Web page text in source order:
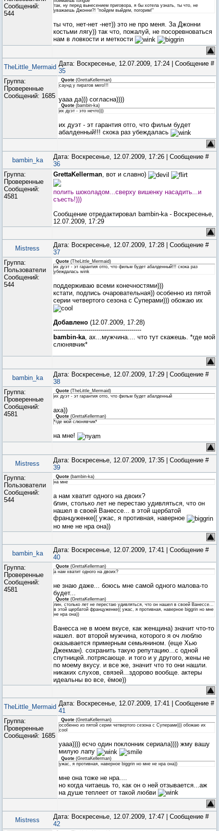
Сообщений:
544
так, ну перед вынесением приговора, я бы хотела узнать, ты что, не
уважаешь Джонни?! "пойдем выйдем, погорим!"
ты что, нет-нет -нет)) это не про меня. За Джонни
костьми лягу)) так что, пожалуй, не посоревноваться
нам в ловкости и меткости
TheLittle_Mermaid Дата: Воскресенье, 12.07.2009, 17:24 | Сообщение #
35
Группа:
Проверенные
Сообщений: 1685
Quote (GrettaKellerman)
саунд у пиратов мего!!!
уааа да))) согласна))))
Quote (bambin-ka)
их дуэт - это нечто)))
их дуэт - эт гарантия отго, что фильм будет
абалденный!!! скока раз убеждалась
bambin_ka
Дата: Воскресенье, 12.07.2009, 17:26 | Сообщение #
36
Группа:
Проверенные
Сообщений:
4581
GrettaKellerman, вот и славно)
полить шоколадом...сверху вишенку насадить...и
съесть!)))
Сообщение отредактировал bambin-ka - Воскресенье,
12.07.2009, 17:29
Mistress
Дата: Воскресенье, 12.07.2009, 17:28 | Сообщение #
37
Группа:
Пользователи
Сообщений:
544
Quote (TheLittle_Mermaid)
их дуэт - эт гарантия отго, что фильм будет абалденный!!! скока раз
убеждалась wink
поддерживаю всеми конечностями)))
кстати, подпись очаровательная)) особенно из пятой
серии четвертого сезона с Суперами))) обожаю их
Добавлено (12.07.2009, 17:28)
---------------------------------------------
bambin-ka , ах...мужчина.... что тут скажешь. *где мой
слюнявчик*
bambin_ka
Дата: Воскресенье, 12.07.2009, 17:29 | Сообщение #
38
Группа:
Проверенные
Сообщений:
4581
Quote (TheLittle_Mermaid)
их дуэт - эт гарантия отго, что фильм будет абалденный
аха))
Quote (GrettaKellerman)
*где мой слюнявчик*
на мне!
Mistress
Дата: Воскресенье, 12.07.2009, 17:35 | Сообщение #
39
Группа:
Пользователи
Сообщений:
544
Quote (bambin-ka)
на мне
а нам хватит одного на двоих?
блин, столько лет не перестаю удивляться, что он
нашел в своей Ванессе... в этой щербатой
француженке(( ужас, я противная, наверное
но мне не нра она))
bambin_ka
Дата: Воскресенье, 12.07.2009, 17:41 | Сообщение #
40
Группа:
Проверенные
Сообщений:
4581
Quote (GrettaKellerman)
а нам хватит одного на двоих?
не знаю даже... боюсь мне самой одного малова-то
будет...
Quote (GrettaKellerman)
лин, столько лет не перестаю удивляться, что он нашел в своей Ванессе...
в этой щербатой француженке(( ужас, я противная, наверное biggrin но мне
не нра она))
Ванесса не в моем вкусе, как женщина) значит что-то
нашел. вот второй мужчина, которого я оч люблю
оказывается примерным семьянином. (еще Хью
Джекман). сохранить такую репутацию...с одной
спутницей..потрясающе. и того и у другого, жены не
по моему вкусу. и все же, значит что то они нашли.
никаких слухов, связей...здорово вообще. актеры
идеальны во все, ёмое))
TheLittle_Mermaid Дата: Воскресенье, 12.07.2009, 17:41 | Сообщение #
41
Группа:
Проверенные
Сообщений: 1685
Quote (GrettaKellerman)
особенно из пятой серии четвертого сезона с Суперами))) обожаю их
cool
уааа)))) есчо один поклонник сериала)))) жму вашу
милую лапу
Quote (GrettaKellerman)
ужас, я противная, наверное biggrin но мне не нра она))
мне она тоже не нра....
но когда читаешь то, как он о ней отзывается...аж
на душе теплеет от такой любви
Mistress
Дата: Воскресенье, 12.07.2009, 17:47 | Сообщение #
42